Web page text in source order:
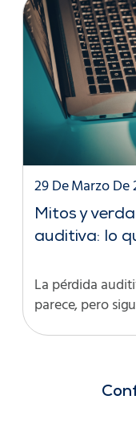
Mitos y
auditiva: lo
29 De Marzo De
La pérdida
parece, pero